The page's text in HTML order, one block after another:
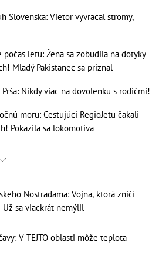
Slovenska: Vietor vyvracal stromy,
letu: Žena sa zobudila na dotyky
Mladý Pakistanec sa priznal
Nikdy viac na dovolenku s rodičmi!
moru: Cestujúci RegioJetu čakali
Pokazila sa lokomotíva
Nostradama: Vojna, ktorá zničí
sa viackrát nemýlil
V TEJTO oblasti môže teplota